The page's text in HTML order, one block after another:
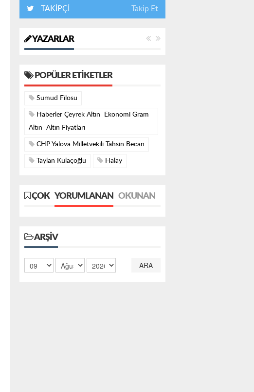
TAKİPÇİ Takip Et
YAZARLAR
POPÜLER ETIKETLER
Sumud Filosu
Haberler Çeyrek Altın Ekonomi Gram
Altın Altın Fiyatları
CHP Yalova Milletvekili Tahsin Becan
Taylan Kulaçoğlu Halay
ÇOK YORUMLANAN OKUNAN
ARŞIV
ARA